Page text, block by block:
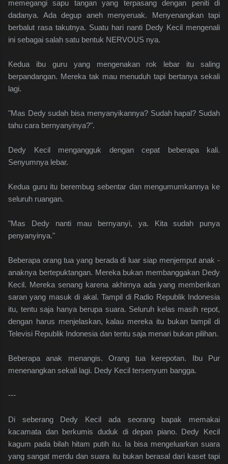
memegangi sapu tangan yang terpasang dengan peniti di
dadanya. Ada degup aneh menyeruak. Menyenangkan tapi
berbalut rasa takutnya. Suatu hari nanti Dedy Kecil mengenali
ini sebagai salah satu bentuk NERVOUS nya.
Kedua ibu guru yang mengenakan rok lebar itu saling
berpandangan. Mereka tak mau menuduh tapi bertanya sekali
lagi.
"Mas Dedy sudah bisa menyanyikannya? Sudah hapal? Sudah
tahu cara bernyanyinya?".
Dedy Kecil mengangguk dengan cepat beberapa kali.
Senyumnya lebar.
Kedua guru itu berembug sebentar dan mengumumkannya ke
seluruh ruangan.
"Mas Dedy nanti mau bernyanyi, ya. Kita sudah punya
penyanyinya."
Beberapa orang tua yang berada di luar siap menjemput anak -
anaknya bertepuktangan. Mereka bukan membanggakan Dedy
Kecil. Mereka senang karena akhirnya ada yang memberikan
saran yang masuk di akal. Tampil di Radio Republik Indonesia
itu, tentu saja hanya berupa suara. Seluruh kelas masih repot,
dengan harus menjelaskan, kalau mereka itu bukan tampil di
Televisi Republik Indonesia dan tentu saja menari bukan pilihan.
Beberapa anak menangis. Orang tua kerepotan. Ibu Pur
menenangkan sekali lagi. Dedy Kecil tersenyum bangga.
---
Di seberang Dedy Kecil ada seorang bapak memakai
kacamata dan berkumis duduk di depan piano. Dedy Kecil
kagum pada bilah hitam putih itu. Ia bisa mengeluarkan suara
yang sangat merdu dan suara itu bukan berasal dari kaset tapi